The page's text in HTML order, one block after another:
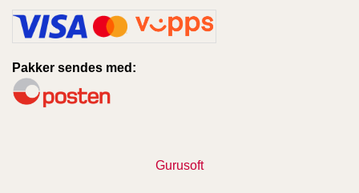
Pakker sendes med:
Gurusoft